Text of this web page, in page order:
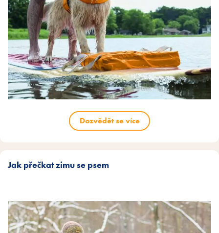
Dozvědět se více
Jak přečkat zimu se psem